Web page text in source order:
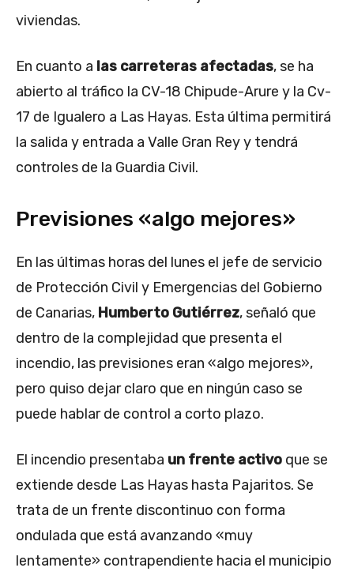
viviendas.
En cuanto a las carreteras afectadas, se ha
abierto al tráfico la CV-18 Chipude-Arure y la Cv-
17 de Igualero a Las Hayas. Esta última permitirá
la salida y entrada a Valle Gran Rey y tendrá
controles de la Guardia Civil.
Previsiones «algo mejores»
En las últimas horas del lunes el jefe de servicio
de Protección Civil y Emergencias del Gobierno
de Canarias, Humberto Gutiérrez, señaló que
dentro de la complejidad que presenta el
incendio, las previsiones eran «algo mejores»,
pero quiso dejar claro que en ningún caso se
puede hablar de control a corto plazo.
El incendio presentaba un frente activo que se
extiende desde Las Hayas hasta Pajaritos. Se
trata de un frente discontinuo con forma
ondulada que está avanzando «muy
lentamente» contrapendiente hacia el municipio